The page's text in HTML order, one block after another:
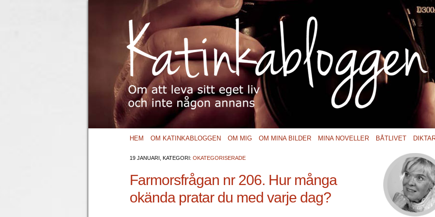
HEM OM KATINKABLOGGEN OM MIG OM MINA BILDER MINA NOVELLER BÅTLIVET
19 JANUARI, KATEGORI: OKATEGORISERADE
Farmorsfrågan nr 206. Hur många
okända pratar du med varje dag?